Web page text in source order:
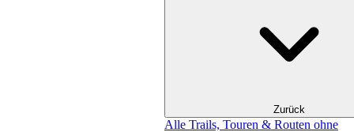
Zurück
Alle Trails, Touren & Routen ohne